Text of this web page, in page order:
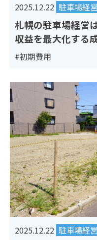
2025.12.22 駐車場経営
札幌の駐車場経営
収益を最大化する
#初期費用
2025.12.22 駐車場経営